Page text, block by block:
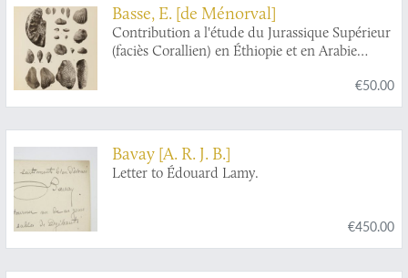
Basse, E. [de Ménorval]
Contribution a l'étude du Jurassique Supérieur
(faciès Corallien) en Éthiopie et en Arabie
€50.00
Bavay [A. R. J. B.]
Letter to Édouard Lamy.
€450.00